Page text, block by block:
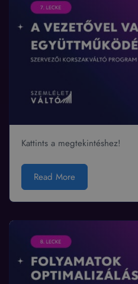
Kattints a megtekintéshez!
Read More